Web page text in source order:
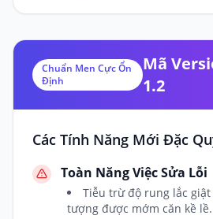
Chuẩn Men Cực Ổn
Định
Mã
1.2
Các Tính Năng Mới Đặc
Toàn Năng Việc Sửa Lỗi
Tiễu trừ độ rung lắc
tượng được mớm căn kề lề.